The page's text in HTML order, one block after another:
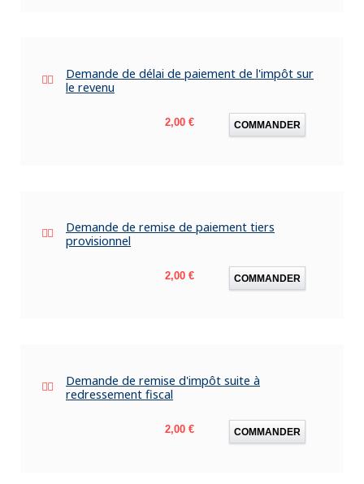
Demande de délai de paiement de l'impôt sur
le revenu
Prix
2,00 € COMMANDER
Demande de remise de paiement tiers
provisionnel
Prix
2,00 € COMMANDER
Demande de remise d'impôt suite à
redressement fiscal
Prix
2,00 € COMMANDER